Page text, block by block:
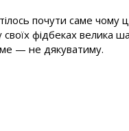
почути саме чому
фідбеках велика
— не дякуватиму.